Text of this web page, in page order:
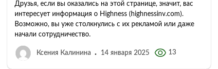
Друзья, если вы оказались на этой странице, значит, вас
интересует информация о Highness (highnessinv.com).
Возможно, вы уже столкнулись с их рекламой или даже
начали сотрудничество.
Ксения Калинина 14 января 2025 13